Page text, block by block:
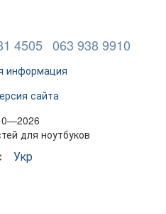
4505 063 938 9910
информация
сайта
для ноутбуков
Укр